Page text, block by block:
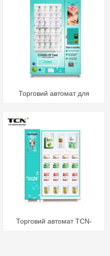
засобами для рук
Торговий автомат для
Торговий автомат TCN-